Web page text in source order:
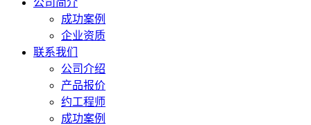
成功案例
企业资质
联系我们
公司介绍
产品报价
约工程师
成功案例